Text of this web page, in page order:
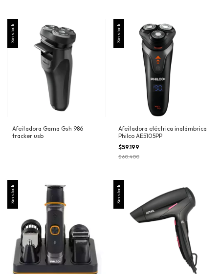
Sin stock
Afeitadora Gama Gsh 986
tracker usb
Sin stock
Afeitadora eléctrica inalámbrica
Philco AE5105PP
$59.199
$60.400
Sin stock Sin stock